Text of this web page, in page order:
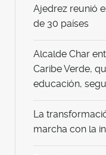
Ajedrez reunió
de 30 países
Alcalde Char
Caribe Verde,
educación,
La
marcha con la